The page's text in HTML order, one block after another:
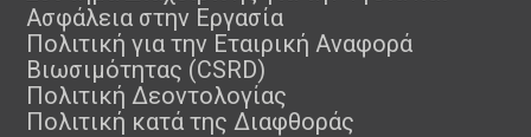
Ασφάλεια στην Εργασία
Πολιτική για την Εταιρική Αναφορά
Βιωσιμότητας (CSRD)
Πολιτική Δεοντολογίας
Πολιτική κατά της Διαφθοράς